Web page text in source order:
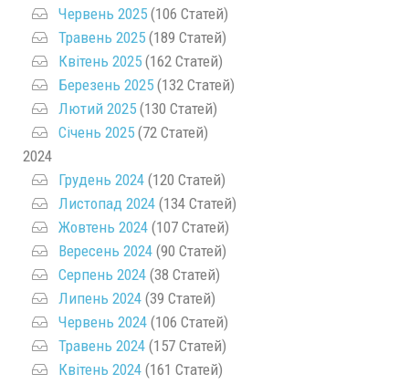
Червень 2025 (106 Статей)
Травень 2025 (189 Статей)
Квітень 2025 (162 Статей)
Березень 2025 (132 Статей)
Лютий 2025 (130 Статей)
Січень 2025 (72 Статей)
2024
Грудень 2024 (120 Статей)
Листопад 2024 (134 Статей)
Жовтень 2024 (107 Статей)
Вересень 2024 (90 Статей)
Серпень 2024 (38 Статей)
Липень 2024 (39 Статей)
Червень 2024 (106 Статей)
Травень 2024 (157 Статей)
Квітень 2024 (161 Статей)